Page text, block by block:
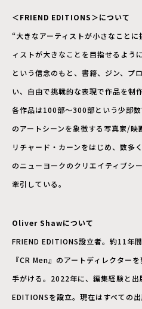
＜FRIEND EDITIONS＞について
“大きなアーティストが小さなこと
ィストが大きなことを目指せるよう
という信念のもと、書籍、ジン、プ
い、自由で挑戦的な表現で作品を制作
各作品は100部〜300部という少部
のアートシーンを象徴する写真家/映
リチャード・カーンをはじめ、数多
のニューヨークのクリエイティブシ
牽引している。
Oliver Shawについて
FRIEND EDITIONS設立者。約11年
『CR Men』のアートディレクター
手がける。2022年に、編集経験と出
EDITIONSを設立。現在はすべての